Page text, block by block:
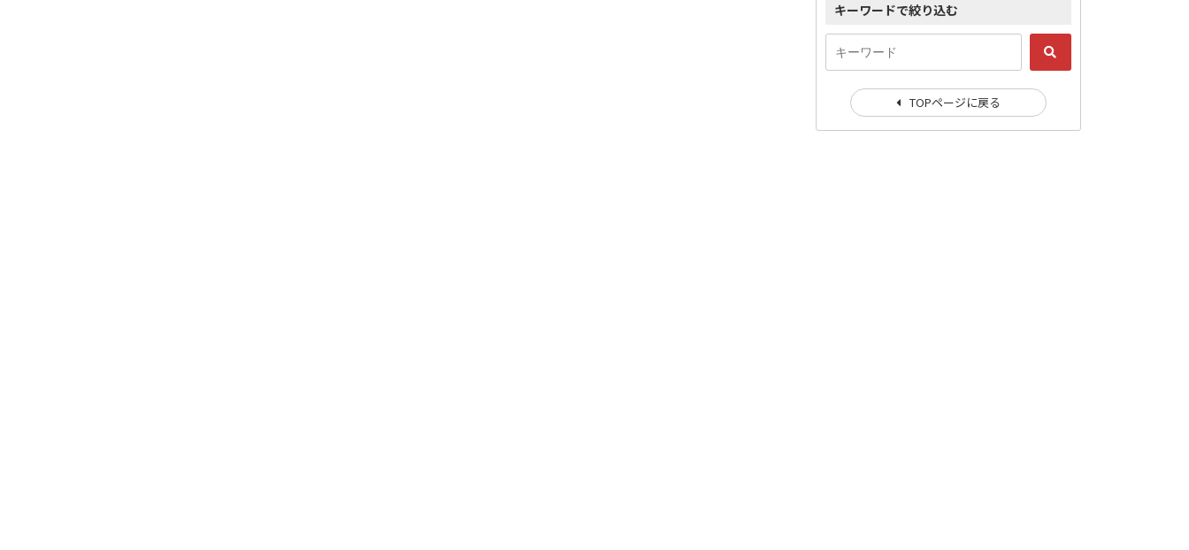
キーワードで絞り込む
TOPページに戻る